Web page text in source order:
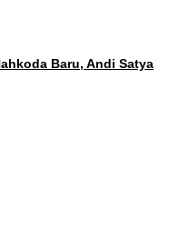
Baru, Andi Satya